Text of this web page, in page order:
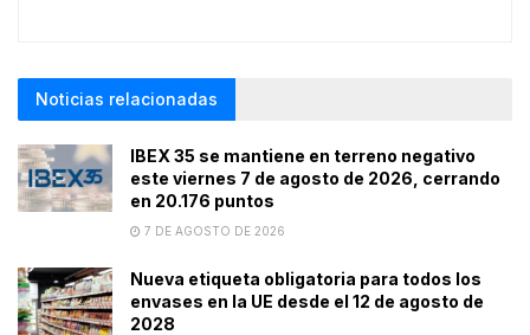
Noticias relacionadas
IBEX 35 se mantiene en terreno negativo
este viernes 7 de agosto de 2026, cerrando
en 20.176 puntos
7 DE AGOSTO DE 2026
Nueva etiqueta obligatoria para todos los
envases en la UE desde el 12 de agosto de
2028